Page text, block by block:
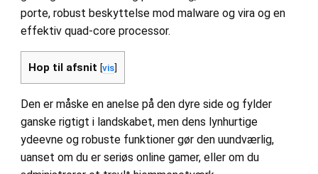
porte, robust beskyttelse mod malware og vira og en
effektiv quad-core processor.
Hop til afsnit [vis]
Den er måske en anelse på den dyre side og fylder
ganske rigtigt i landskabet, men dens lynhurtige
ydeevne og robuste funktioner gør den uundværlig,
uanset om du er seriøs online gamer, eller om du